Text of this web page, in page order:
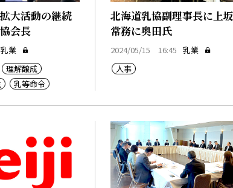
大活動の継続
会長
乳業
理解醸成
乳等命令
北海道乳協副理事長に上
常務に奥田氏
2024/05/15 16:45 乳業
人事